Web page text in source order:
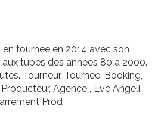
tournee en 2014 avec son
tubes des annees 80 a 2000.
Tourneur, Tournee, Booking,
Agence , Eve Angeli,
Prod